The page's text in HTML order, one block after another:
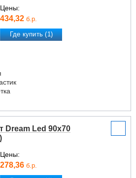
Цены:
434,32 б.р.
Где купить (1)
Dream Led 90х70
Цены:
278,36 б.р.